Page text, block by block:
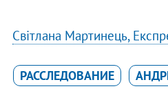
Світлана Мартинець,
РАССЛЕДОВАНИЕ